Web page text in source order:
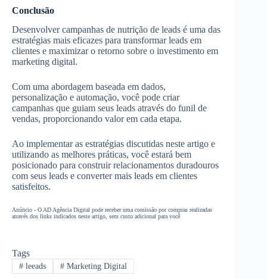
Conclusão
Desenvolver campanhas de nutrição de leads é uma das
estratégias mais eficazes para transformar leads em
clientes e maximizar o retorno sobre o investimento em
marketing digital.
Com uma abordagem baseada em dados,
personalização e automação, você pode criar
campanhas que guiam seus leads através do funil de
vendas, proporcionando valor em cada etapa.
Ao implementar as estratégias discutidas neste artigo e
utilizando as melhores práticas, você estará bem
posicionado para construir relacionamentos duradouros
com seus leads e converter mais leads em clientes
satisfeitos.
Anúncio - O AD Agência Digital pode receber uma comissão por compras realizadas
através dos links indicados neste artigo, sem custo adicional para você
Tags
#leeads #Marketing Digital